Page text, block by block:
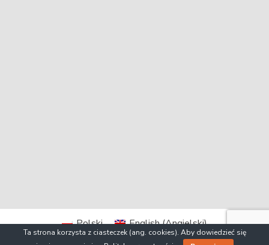
Ta strona korzysta z ciasteczek (ang. cookies). Aby dowiedzieć się
Polski English(Angielski)